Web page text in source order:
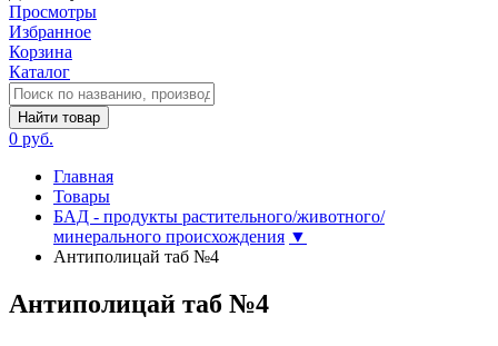
Просмотры
Избранное
Корзина
Каталог
Найти товар
0 руб.
Главная
Товары
БАД - продукты растительного/животного/
минерального происхождения ▼
Антиполицай таб №4
Антиполицай таб №4